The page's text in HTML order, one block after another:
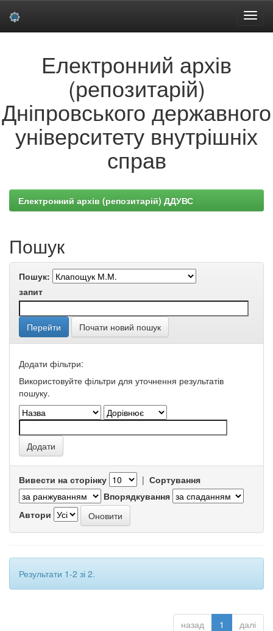
Електронний архів
(репозитарій)
Дніпровського державного
університету внутрішніх
справ
Електронний архів (репозитарій) ДДУВС
Пошук
Пошук:
запит
Почати новий пошук
Додати фільтри:
Використовуйте фільтри для уточнення результатів
пошуку.
Вивести на сторінку | Сортування
Впорядкування
Автори
Результати 1-2 зі 2.
назад 1 далі